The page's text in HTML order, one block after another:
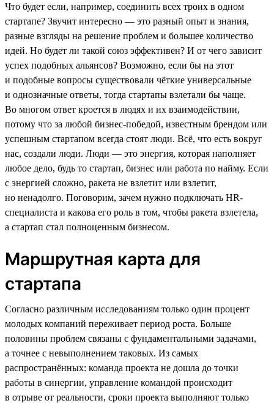
Что будет если, например, соединить всех троих в одном
стартапе? Звучит интересно — это разный опыт и знания,
разные взгляды на решение проблем и большее количество
идей. Но будет ли такой союз эффективен? И от чего зависит
успех подобных альянсов? Возможно, если бы на этот
и подобные вопросы существовали чёткие универсальные
и однозначные ответы, тогда стартапы взлетали бы чаще.
Во многом ответ кроется в людях и их взаимодействии,
потому что за любой бизнес-победой, известным брендом или
успешным стартапом всегда стоят люди. Всё, что есть вокруг
нас, создали люди. Люди — это энергия, которая наполняет
любое дело, будь то стартап, бизнес или работа по найму. Если
с энергией сложно, ракета не взлетит или взлетит,
но ненадолго. Поговорим, зачем нужно подключать HR-
специалиста и какова его роль в том, чтобы ракета взлетела,
а стартап стал полноценным бизнесом.
Маршрутная карта для
стартапа
Согласно различным исследованиям только один процент
молодых компаний переживает период роста. Больше
половины проблем связаны с фундаментальными задачами,
а точнее с невыполнением таковых. Из самых
распространённых: команда проекта не дошла до точки
работы в синергии, управление командой происходит
в отрыве от реальности, сроки проекта выполняют только